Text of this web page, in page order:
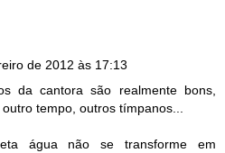
de 2012 às 17:13
da cantora são realmente bons,
tempo, outros tímpanos...
água não se transforme em